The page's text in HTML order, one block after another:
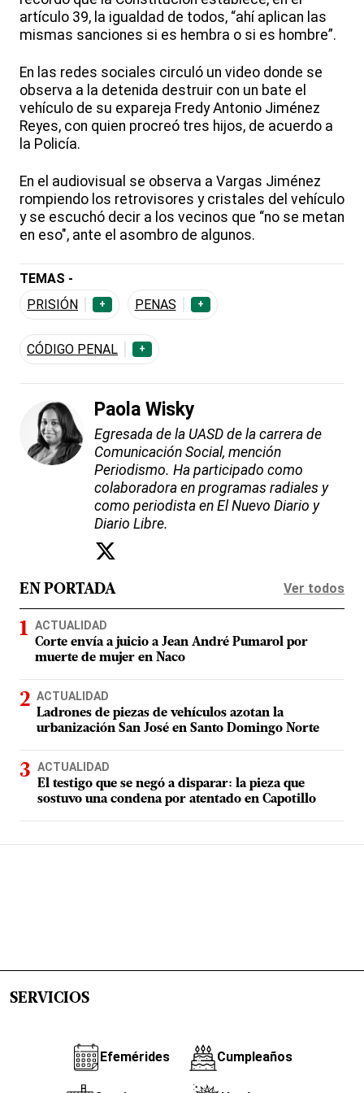
artículo 39, la igualdad de todos, “ahí aplican las
mismas sanciones si es hembra o si es hombre”.
En las redes sociales circuló un video donde se
observa a la detenida destruir con un bate el
vehículo de su expareja Fredy Antonio Jiménez
Reyes, con quien procreó tres hijos, de acuerdo a
la Policía.
En el audiovisual se observa a Vargas Jiménez
rompiendo los retrovisores y cristales del vehículo
y se escuchó decir a los vecinos que “no se metan
en eso", ante el asombro de algunos.
TEMAS -
PRISIÓN
+ PENAS +
CÓDIGO PENAL +
Paola Wisky
Egresada de la UASD de la carrera de
Comunicación Social, mención
Periodismo. Ha participado como
colaboradora en programas radiales y
como periodista en El Nuevo Diario y
Diario Libre.
EN PORTADA Ver todos
ACTUALIDAD
Corte envía a juicio a Jean André Pumarol por
muerte de mujer en Naco
ACTUALIDAD
Ladrones de piezas de vehículos azotan la
urbanización San José en Santo Domingo Norte
ACTUALIDAD
El testigo que se negó a disparar: la pieza que
sostuvo una condena por atentado en Capotillo
SERVICIOS
Efemérides Cumpleaños